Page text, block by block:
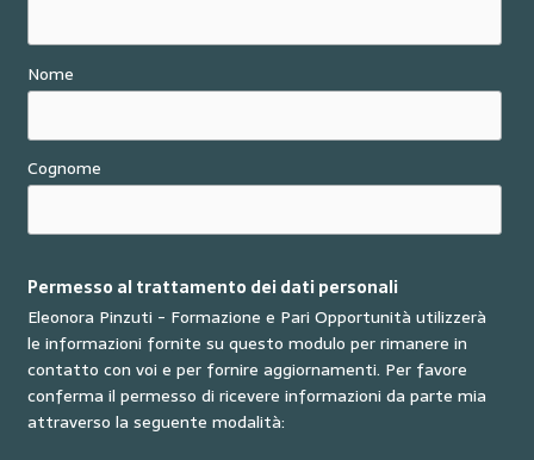
Nome
Cognome
Permesso al trattamento dei dati personali
Eleonora Pinzuti - Formazione e Pari Opportunità utilizzerà
le informazioni fornite su questo modulo per rimanere in
contatto con voi e per fornire aggiornamenti. Per favore
conferma il permesso di ricevere informazioni da parte mia
attraverso la seguente modalità: